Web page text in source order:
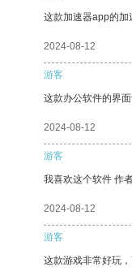
这款加速器app的加
2024-08-12
游客
这款办公软件的界
2024-08-12
游客
我喜欢这个软件 作
2024-08-12
游客
这款游戏非常好玩